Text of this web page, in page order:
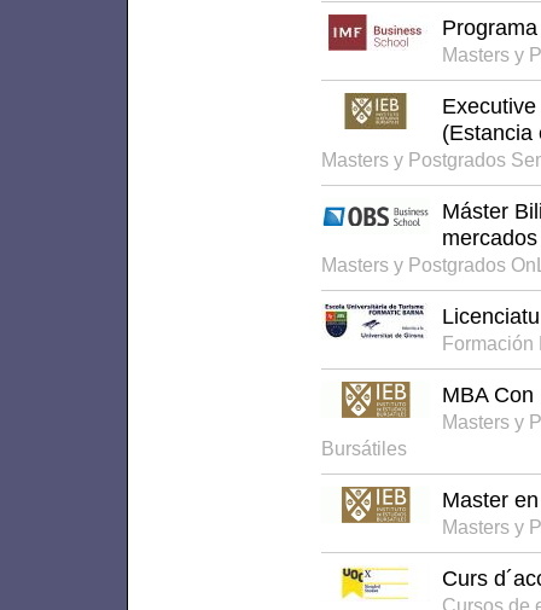
Masters y
(Estancia
Masters y Postgrados
Máster
Masters y Postgrados
MBA
Masters y
Bursátiles
Master
Masters y
Curs
Cursos de